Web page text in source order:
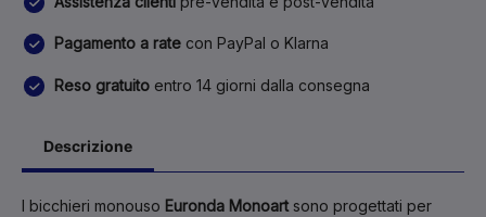
Pagamento a rate con PayPal o Klarna
Reso gratuito entro 14 giorni dalla consegna
Descrizione
I bicchieri monouso Euronda Monoartsono progettati per